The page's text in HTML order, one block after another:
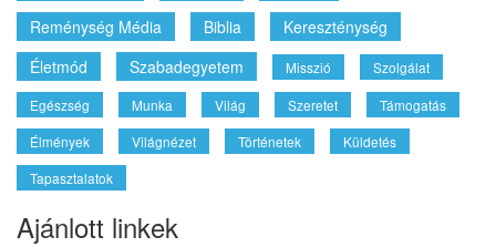
Reménység Média Biblia
Kereszténység
Életmód
Szabadegyetem Misszió
Szolgálat
Egészség
Munka Világ Szeretet
Támogatás
Élmények
Világnézet Történetek
Küldetés
Tapasztalatok
Ajánlott linkek